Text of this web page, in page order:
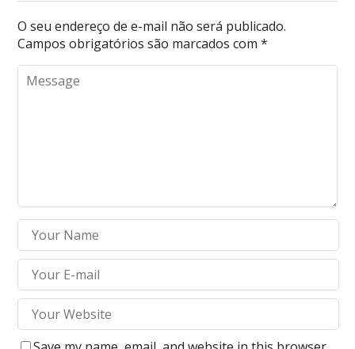
O seu endereço de e-mail não será publicado.
Campos obrigatórios são marcados com*